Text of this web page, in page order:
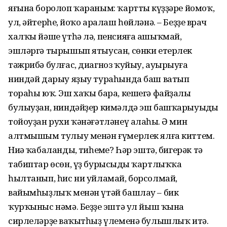
яғына боролоп ҡараным: ҡарттың күҙҙәре йомоҡ,
ул, әйтерһең, йоҡо аралаш һөйләнә. – Беҙҙең врач
халҡы йәше үтһә лә, пенсияға ашыҡмай,
эшләргә тырышып ятыусан, сөнки етерлек
тәжрибә булғас, диагноз ҡуйыу, ауырыуға
ниндәй дарыу яҙыу тураһында баш ватып
тораһы юҡ. Эш хаҡы бара, кешегә файҙалы
булыуҙан, ниндәйҙер кимәлдә эш башҡарыуыңды
тойоуҙан рухи ҡәнәғәтләнеү алаһың. Ә мин
алтмышым тулыу менән ғүмерлек ялға киттем.
Ниңә ҡабаландың, тиһеңме? Һәр эштә, бигерәк тә
табиптар өсөн, үҙ бурысыңды ҡартлыҡҡа
һылтанып, һис ни уйламай, борсолмай,
вайымһыҙлыҡ менән үтәй башлау – бик
ҡурҡыныс нәмә. Беҙҙең эштә ул йыш ҡына
сирлеләрҙең ваҡытһыҙ үлеменә булышлыҡ итә.